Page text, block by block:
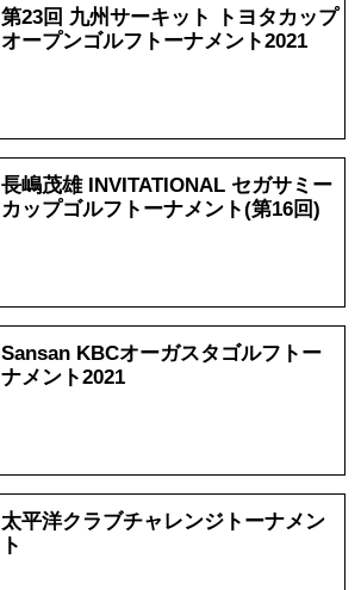
第23回 九州サーキット トヨタカップ
オープンゴルフトーナメント2021
長嶋茂雄 INVITATIONAL セガサミー
カップゴルフトーナメント(第16回)
Sansan KBCオーガスタゴルフトー
ナメント2021
太平洋クラブチャレンジトーナメン
ト